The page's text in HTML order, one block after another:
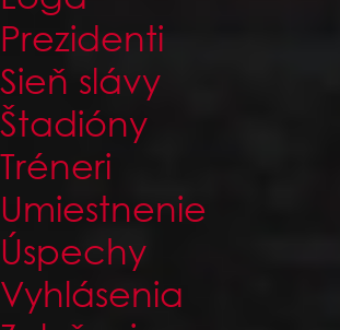
Prezidenti
Sieň slávy
Štadióny
Tréneri
Umiestnenie
Úspechy
Vyhlásenia